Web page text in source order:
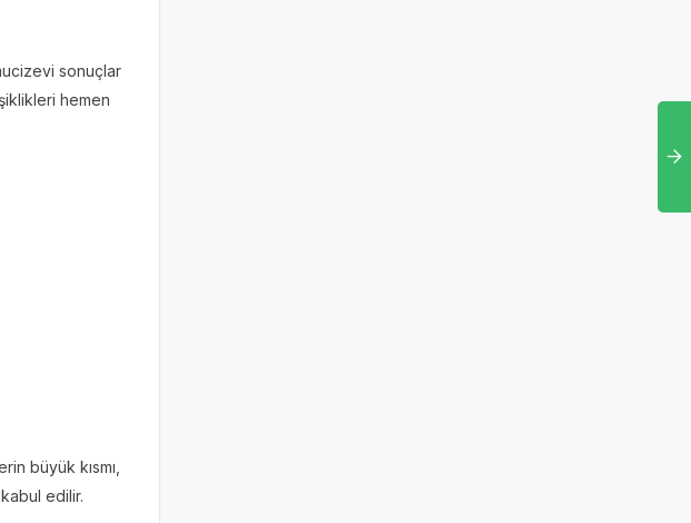
sonuçlar
hemen
büyük kısmı,
edilir.